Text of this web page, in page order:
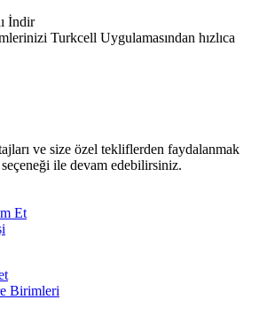
İndir
Turkcell Uygulamasından hızlıca
ve size özel tekliflerden faydalanmak
ile devam edebilirsiniz.
Et
Birimleri